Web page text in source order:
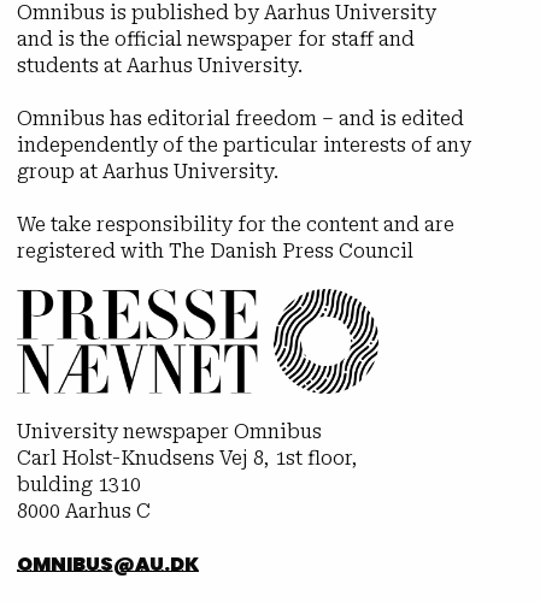
Omnibus is published by Aarhus University
and is the official newspaper for staff and
students at Aarhus University.
Omnibus has editorial freedom – and is edited
independently of the particular interests of any
group at Aarhus University.
We take responsibility for the content and are
registered with The Danish Press Council
University newspaper Omnibus
Carl Holst-Knudsens Vej 8, 1st floor,
bulding 1310
8000 Aarhus C
OMNIBUS@AU.DK